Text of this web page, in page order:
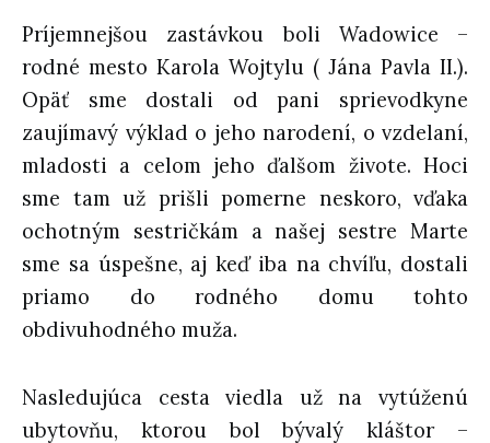
Príjemnejšou zastávkou boli Wadowice –
rodné mesto Karola Wojtylu ( Jána Pavla II.).
Opäť sme dostali od pani sprievodkyne
zaujímavý výklad o jeho narodení, o vzdelaní,
mladosti a celom jeho ďalšom živote. Hoci
sme tam už prišli pomerne neskoro, vďaka
ochotným sestričkám a našej sestre Marte
sme sa úspešne, aj keď iba na chvíľu, dostali
priamo do rodného domu tohto
obdivuhodného muža.
Nasledujúca cesta viedla už na vytúženú
ubytovňu, ktorou bol bývalý kláštor –